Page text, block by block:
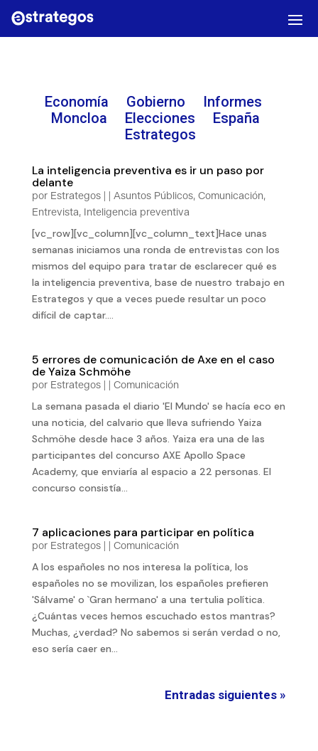
Economía Gobierno
Informes
Moncloa Elecciones
España
Estrategos
La inteligencia preventiva es ir un paso por
delante
por Estrategos| Asuntos Públicos, Comunicación,
Entrevista, Inteligencia preventiva
[vc_row][vc_column][vc_column_text]Hace unas
semanas iniciamos una ronda de entrevistas con los
mismos del equipo para tratar de esclarecer qué es
la inteligencia preventiva, base de nuestro trabajo en
Estrategos y que a veces puede resultar un poco
difícil de captar....
5 errores de comunicación de Axe en el caso
de Yaiza Schmöhe
por Estrategos| Comunicación
La semana pasada el diario 'El Mundo' se hacía eco en
una noticia, del calvario que lleva sufriendo Yaiza
Schmöhe desde hace 3 años. Yaiza era una de las
participantes del concurso AXE Apollo Space
Academy, que enviaría al espacio a 22 personas. El
concurso consistía...
7 aplicaciones para participar en política
por Estrategos| Comunicación
A los españoles no nos interesa la política, los
españoles no se movilizan, los españoles prefieren
'Sálvame' o `Gran hermano' a una tertulia política.
¿Cuántas veces hemos escuchado estos mantras?
Muchas, ¿verdad? No sabemos si serán verdad o no,
eso sería caer en...
Entradas siguientes »